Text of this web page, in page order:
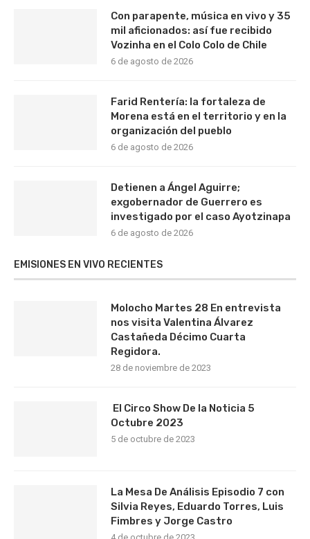
Con parapente, música en vivo y 35
mil aficionados: así fue recibido
Vozinha en el Colo Colo de Chile
6 de agosto de 2026
Farid Rentería: la fortaleza de
Morena está en el territorio y en la
organización del pueblo
6 de agosto de 2026
Detienen a Ángel Aguirre;
exgobernador de Guerrero es
investigado por el caso Ayotzinapa
6 de agosto de 2026
EMISIONES EN VIVO RECIENTES
Molocho Martes 28 En entrevista
nos visita Valentina Álvarez
Castañeda Décimo Cuarta
Regidora.
28 de noviembre de 2023
El Circo Show De la Noticia 5
Octubre 2023
5 de octubre de 2023
La Mesa De Análisis Episodio 7 con
Silvia Reyes, Eduardo Torres, Luis
Fimbres y Jorge Castro